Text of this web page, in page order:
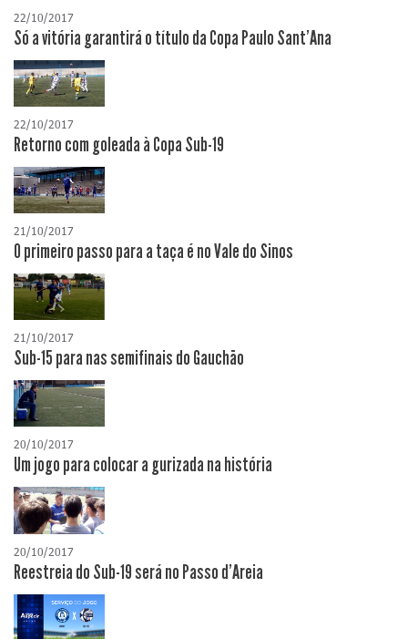
22/10/2017
Só a vitória garantirá o título da Copa Paulo Sant'Ana
22/10/2017
Retorno com goleada à Copa Sub-19
21/10/2017
O primeiro passo para a taça é no Vale do Sinos
21/10/2017
Sub-15 para nas semifinais do Gauchão
20/10/2017
Um jogo para colocar a gurizada na história
20/10/2017
Reestreia do Sub-19 será no Passo d'Areia